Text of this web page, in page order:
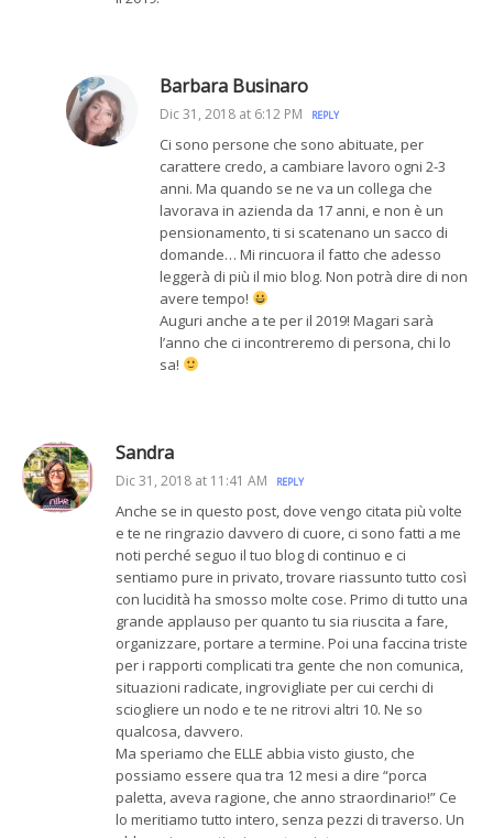
Barbara Businaro
Dic 31, 2018 at 6:12 PM REPLY
Ci sono persone che sono abituate, per
carattere credo, a cambiare lavoro ogni 2-3
anni. Ma quando se ne va un collega che
lavorava in azienda da 17 anni, e non è un
pensionamento, ti si scatenano un sacco di
domande… Mi rincuora il fatto che adesso
leggerà di più il mio blog. Non potrà dire di non
avere tempo!
Auguri anche a te per il 2019! Magari sarà
l’anno che ci incontreremo di persona, chi lo
sa!
Sandra
Dic 31, 2018 at 11:41 AM REPLY
Anche se in questo post, dove vengo citata più volte
e te ne ringrazio davvero di cuore, ci sono fatti a me
noti perché seguo il tuo blog di continuo e ci
sentiamo pure in privato, trovare riassunto tutto così
con lucidità ha smosso molte cose. Primo di tutto una
grande applauso per quanto tu sia riuscita a fare,
organizzare, portare a termine. Poi una faccina triste
per i rapporti complicati tra gente che non comunica,
situazioni radicate, ingrovigliate per cui cerchi di
sciogliere un nodo e te ne ritrovi altri 10. Ne so
qualcosa, davvero.
Ma speriamo che ELLE abbia visto giusto, che
possiamo essere qua tra 12 mesi a dire “porca
paletta, aveva ragione, che anno straordinario!” Ce
lo meritiamo tutto intero, senza pezzi di traverso. Un